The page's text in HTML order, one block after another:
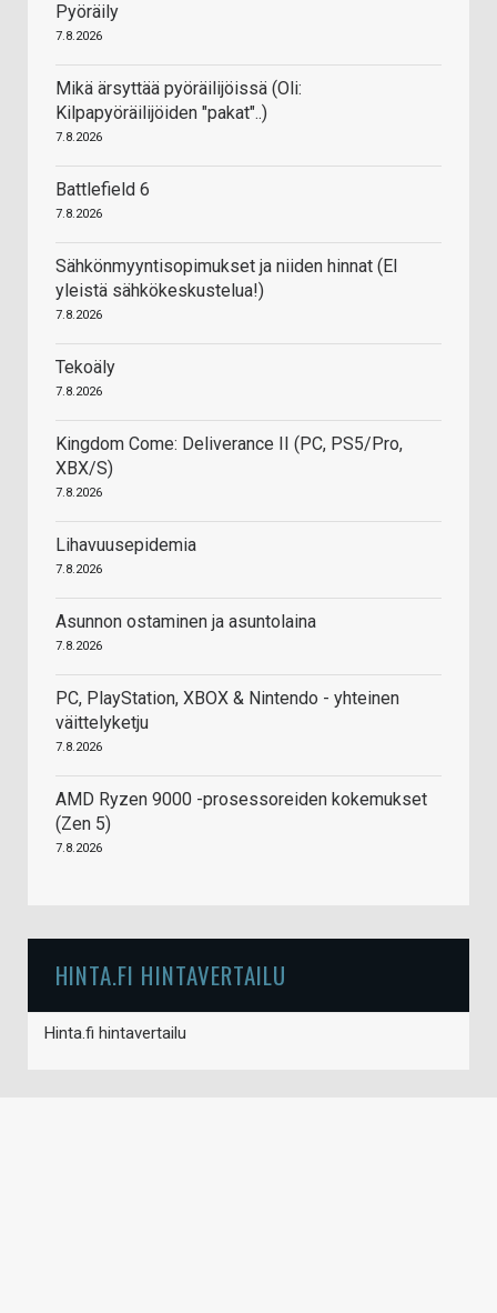
Pyöräily
7.8.2026
Mikä ärsyttää pyöräilijöissä (Oli:
Kilpapyöräilijöiden "pakat"..)
7.8.2026
Battlefield 6
7.8.2026
Sähkönmyyntisopimukset ja niiden hinnat (EI
yleistä sähkökeskustelua!)
7.8.2026
Tekoäly
7.8.2026
Kingdom Come: Deliverance II (PC, PS5/Pro,
XBX/S)
7.8.2026
Lihavuusepidemia
7.8.2026
Asunnon ostaminen ja asuntolaina
7.8.2026
PC, PlayStation, XBOX & Nintendo - yhteinen
väittelyketju
7.8.2026
AMD Ryzen 9000 -prosessoreiden kokemukset
(Zen 5)
7.8.2026
HINTA.FI HINTAVERTAILU
Hinta.fi hintavertailu